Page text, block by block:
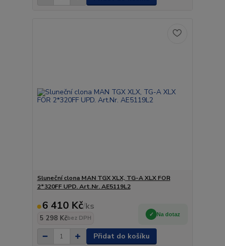
Sluneční clona MAN TGX XLX, TG-A XLX FOR
2*320FF UPD. Art.Nr. AE5119L2
6 410 Kč/ks
5 298 Kčbez DPH
Na dotaz
Přidat do košíku